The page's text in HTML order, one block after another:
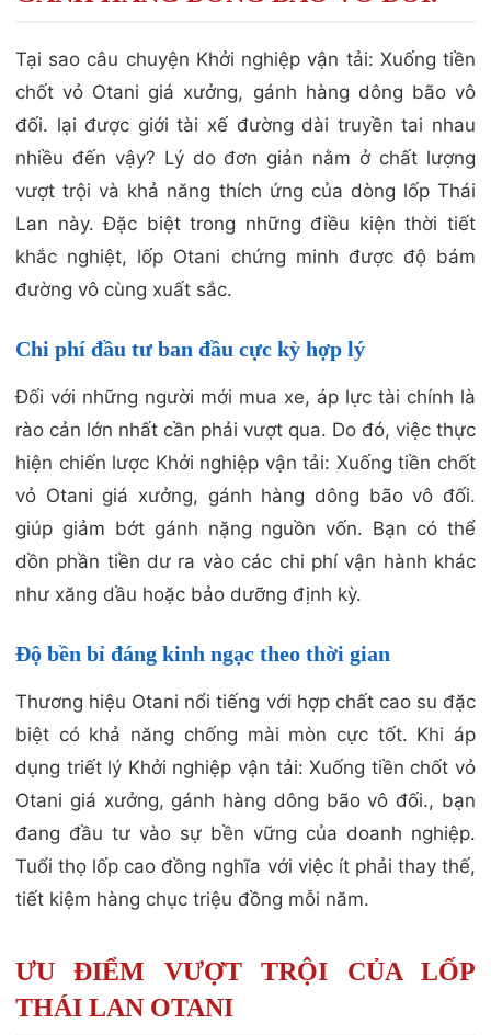
Tại sao câu chuyện Khởi nghiệp vận tải: Xuống tiền
chốt vỏ Otani giá xưởng, gánh hàng dông bão vô
đối. lại được giới tài xế đường dài truyền tai nhau
nhiều đến vậy? Lý do đơn giản nằm ở chất lượng
vượt trội và khả năng thích ứng của dòng lốp Thái
Lan này. Đặc biệt trong những điều kiện thời tiết
khắc nghiệt, lốp Otani chứng minh được độ bám
đường vô cùng xuất sắc.
Chi phí đầu tư ban đầu cực kỳ hợp lý
Đối với những người mới mua xe, áp lực tài chính là
rào cản lớn nhất cần phải vượt qua. Do đó, việc thực
hiện chiến lược Khởi nghiệp vận tải: Xuống tiền chốt
vỏ Otani giá xưởng, gánh hàng dông bão vô đối.
giúp giảm bớt gánh nặng nguồn vốn. Bạn có thể
dồn phần tiền dư ra vào các chi phí vận hành khác
như xăng dầu hoặc bảo dưỡng định kỳ.
Độ bền bỉ đáng kinh ngạc theo thời gian
Thương hiệu Otani nổi tiếng với hợp chất cao su đặc
biệt có khả năng chống mài mòn cực tốt. Khi áp
dụng triết lý Khởi nghiệp vận tải: Xuống tiền chốt vỏ
Otani giá xưởng, gánh hàng dông bão vô đối., bạn
đang đầu tư vào sự bền vững của doanh nghiệp.
Tuổi thọ lốp cao đồng nghĩa với việc ít phải thay thế,
tiết kiệm hàng chục triệu đồng mỗi năm.
ƯU ĐIỂM VƯỢT TRỘI CỦA LỐP
THÁI LAN OTANI